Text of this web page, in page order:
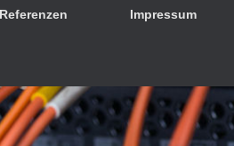
Referenzen Impressum